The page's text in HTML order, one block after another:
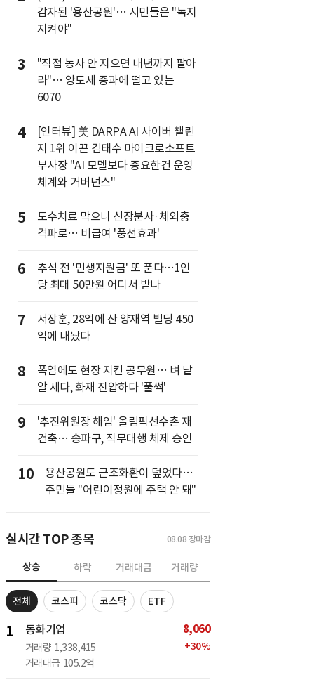
감자된 '용산공원'… 시민들은 "녹지
지켜야"
3
"직접 농사 안 지으면 내년까지 팔아
라"… 양도세 중과에 떨고 있는
6070
4
[인터뷰] 美 DARPA AI 사이버 챌린
지 1위 이끈 김태수 마이크로소프트
부사장 "AI 모델보다 중요한건 운영
체계와 거버넌스"
5
도수치료 막으니 신장분사·체외충
격파로… 비급여 '풍선효과'
6
추석 전 '민생지원금' 또 푼다…1인
당 최대 50만원 어디서 받나
7
서장훈, 28억에 산 양재역 빌딩 450
억에 내놨다
8
폭염에도 현장 지킨 공무원… 벼 낱
알 세다, 화재 진압하다 '풀썩'
9
'추진위원장 해임' 올림픽선수촌 재
건축… 송파구, 직무대행 체제 승인
10
용산공원도 근조화환이 덮었다…
주민들 "어린이정원에 주택 안 돼"
실시간 TOP 종목 08.08 장마감
상승 하락 거래대금 거래량
전체 코스피 코스닥 ETF
1 동화기업
거래량 1,338,415
거래대금 105.2억
8,060
+30%